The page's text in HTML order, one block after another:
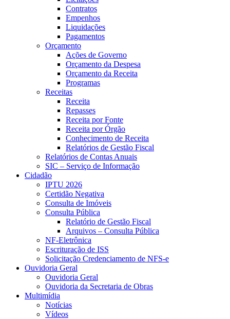
Contratos
Empenhos
Liquidações
Pagamentos
Orçamento
Ações de Governo
Orçamento da Despesa
Orçamento da Receita
Programas
Receitas
Receita
Repasses
Receita por Fonte
Receita por Órgão
Conhecimento de Receita
Relatórios de Gestão Fiscal
Relatórios de Contas Anuais
SIC – Serviço de Informação
Cidadão
IPTU 2026
Certidão Negativa
Consulta de Imóveis
Consulta Pública
Relatório de Gestão Fiscal
Arquivos – Consulta Pública
NF-Eletrônica
Escrituração de ISS
Solicitação Credenciamento de NFS-e
Ouvidoria Geral
Ouvidoria Geral
Ouvidoria da Secretaria de Obras
Multimídia
Notícias
Vídeos